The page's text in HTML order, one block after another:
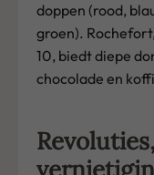
doppen (rood,
groen).
10, biedt diepe
chocolade en